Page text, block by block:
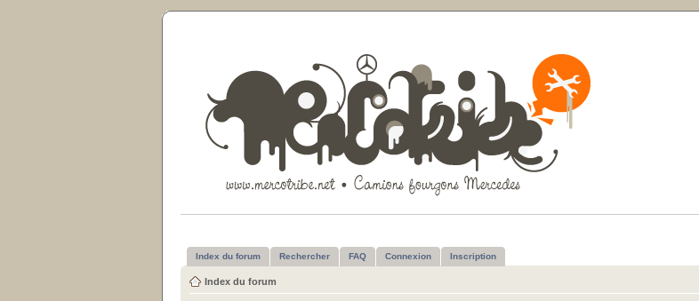
Index du forum Rechercher FAQ Connexion Inscription
Index du forum